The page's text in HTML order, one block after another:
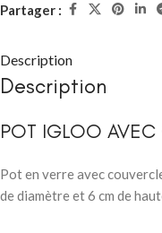
Partager :
Description
Description
POT IGLOO AVEC
Pot en verre avec
de diamètre et 6 cm de